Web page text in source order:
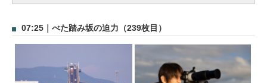
07:25｜べた踏み坂の迫力（239枚目）